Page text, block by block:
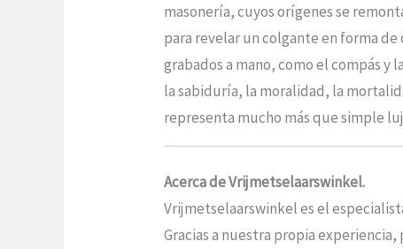
masonería, cuyos orígenes se
para revelar un colgante en forma
grabados a mano, como el compás
la sabiduría, la moralidad, la
representa mucho más que simple
Acerca de Vrijmetselaarswinkel.
Vrijmetselaarswinkel es el
Gracias a nuestra propia